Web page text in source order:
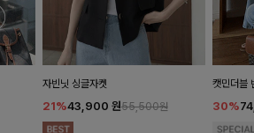
자빈닛 싱글자켓
21%43,900 원55,500원
캣민더블
30%